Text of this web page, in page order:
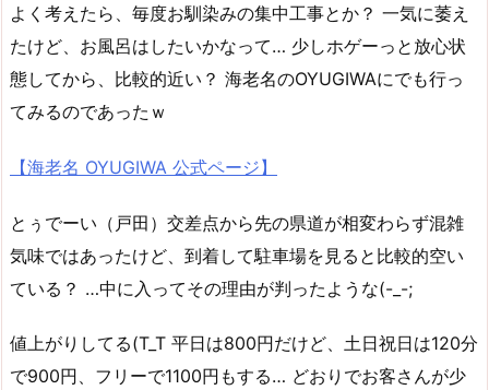
よく考えたら、毎度お馴染みの集中工事とか？ 一気に萎え
たけど、お風呂はしたいかなって… 少しホゲーっと放心状
態してから、比較的近い？ 海老名のOYUGIWAにでも行っ
てみるのであったｗ
【海老名 OYUGIWA 公式ページ】
とぅでーい（戸田）交差点から先の県道が相変わらず混雑
気味ではあったけど、到着して駐車場を見ると比較的空い
ている？ …中に入ってその理由が判ったような(-_-;
値上がりしてる(T_T 平日は800円だけど、土日祝日は120分
で900円、フリーで1100円もする… どおりでお客さんが少